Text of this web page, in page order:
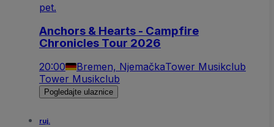
pet.
Anchors & Hearts - Campfire
Chronicles Tour 2026
20:00 Bremen, NjemačkaTower Musikclub
Tower Musikclub
Pogledajte ulaznice
ruj.